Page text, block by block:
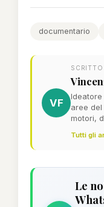
documentario
VF
SCRITTO
Ideatore
aree
motori,
Tutti gli
Le